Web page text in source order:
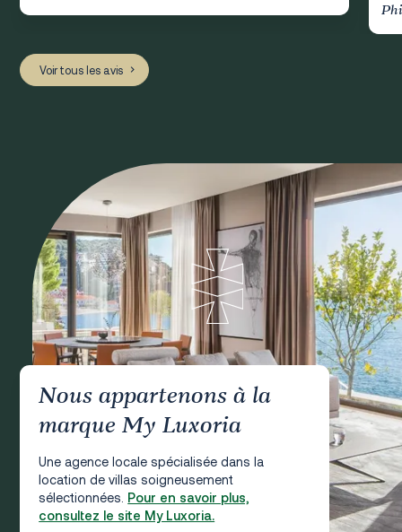
Voir tous les avis
Nous appartenons à la
marque My Luxoria
Une agence locale spécialisée dans la
location de villas soigneusement
sélectionnées. Pour en savoir plus,
consultez le site My Luxoria.